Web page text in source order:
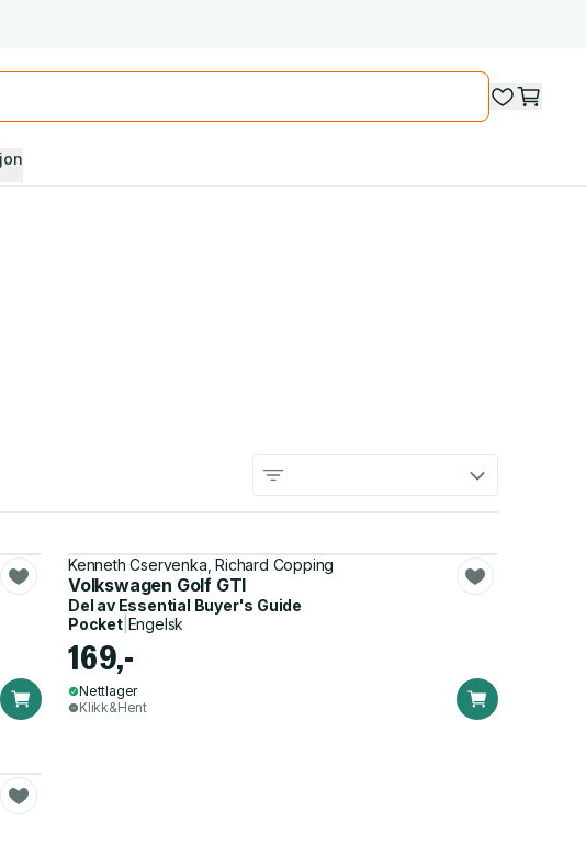
Kenneth Cservenka, Richard Copping
Volkswagen Golf GTI
Del av Essential Buyer's Guide
Pocket| Engelsk
169,-
Nettlager
Klikk&Hent